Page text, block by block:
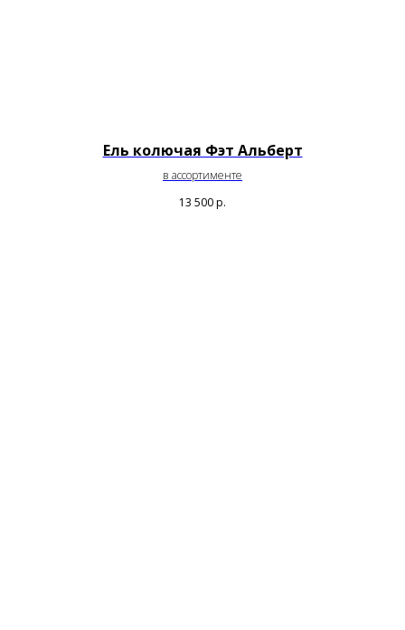
Ель колючая Фэт Альберт
в ассортименте
13 500р.